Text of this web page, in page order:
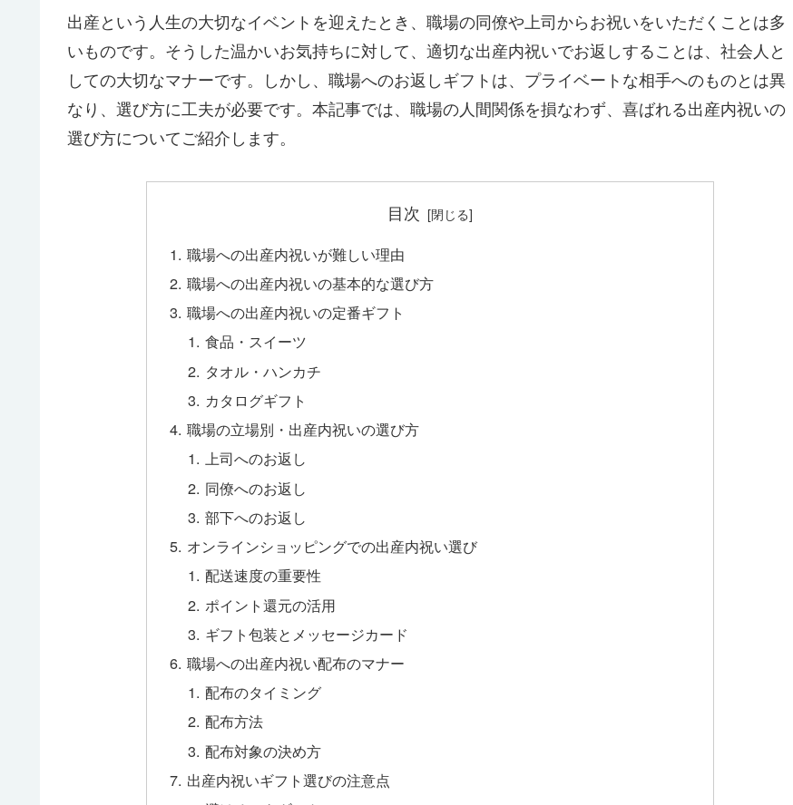
出産という人生の大切なイベントを迎えたとき、職場の同僚や上司からお祝いをいただくことは多
いものです。そうした温かいお気持ちに対して、適切な出産内祝いでお返しすることは、社会人と
しての大切なマナーです。しかし、職場へのお返しギフトは、プライベートな相手へのものとは異
なり、選び方に工夫が必要です。本記事では、職場の人間関係を損なわず、喜ばれる出産内祝いの
選び方についてご紹介します。
目次
職場への出産内祝いが難しい理由
職場への出産内祝いの基本的な選び方
職場への出産内祝いの定番ギフト
食品・スイーツ
タオル・ハンカチ
カタログギフト
職場の立場別・出産内祝いの選び方
上司へのお返し
同僚へのお返し
部下へのお返し
オンラインショッピングでの出産内祝い選び
配送速度の重要性
ポイント還元の活用
ギフト包装とメッセージカード
職場への出産内祝い配布のマナー
配布のタイミング
配布方法
配布対象の決め方
出産内祝いギフト選びの注意点